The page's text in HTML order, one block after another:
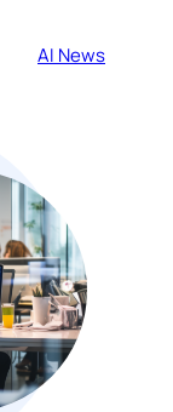
AI News